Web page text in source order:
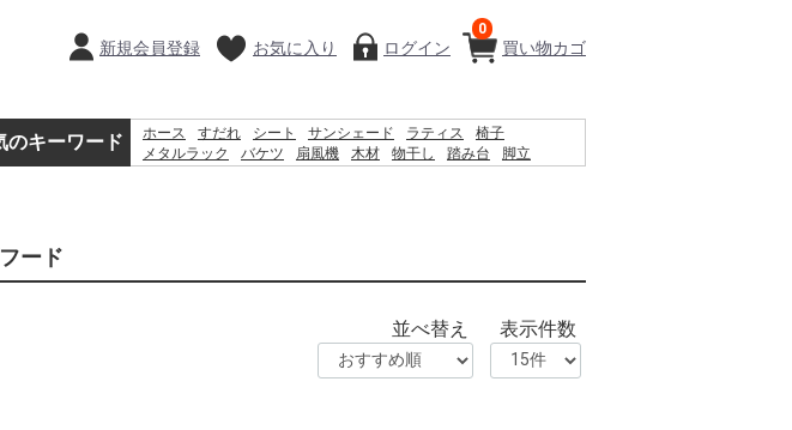
買い物カゴ
0
新規会員登録 お気に入り ログイン
のキーワード ホース すだれ シート サンシェード ラティス
椅子
メタルラック
バケツ 扇風機 木材 物干し 踏み台
脚立
ード
並べ替え 表示件数